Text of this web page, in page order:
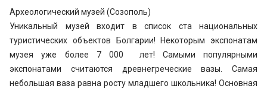
Археологический музей (Созополь)
Уникальный музей входит в список ста национальных
туристических объектов Болгарии! Некоторым экспонатам
музея уже более 7 000 лет! Самыми популярными
экспонатами считаются древнегреческие вазы. Самая
небольшая ваза равна росту младшего школьника! Основная